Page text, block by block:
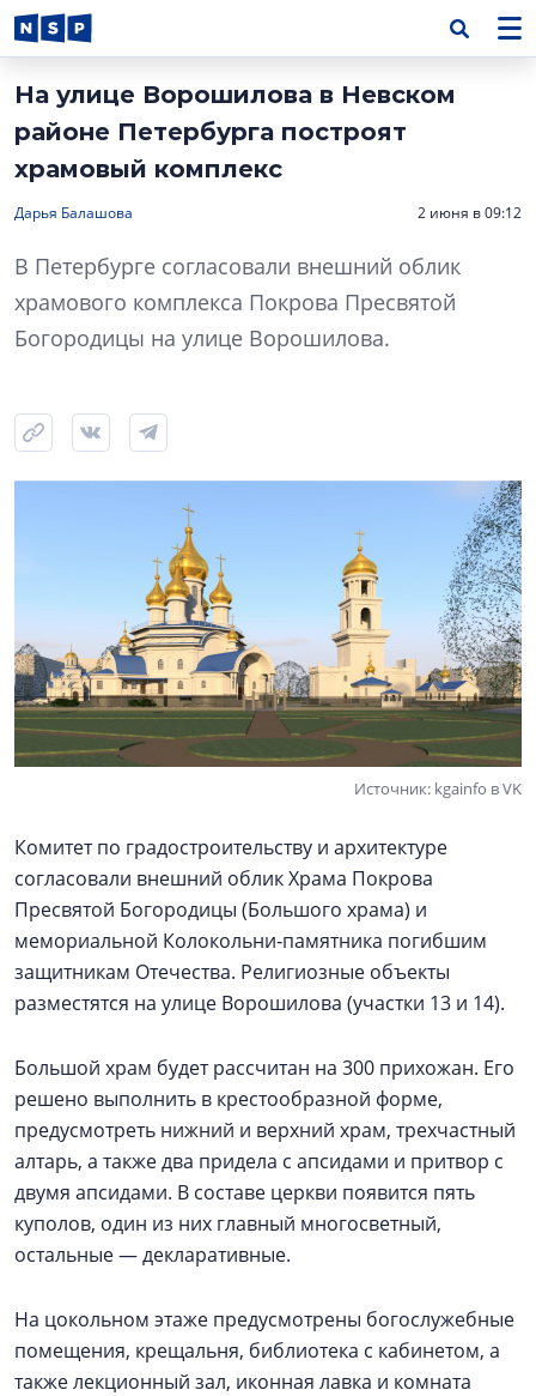
На улице Ворошилова в Невском
районе Петербурга построят
храмовый комплекс
Дарья Балашова 2 июня в 09:12
В Петербурге согласовали внешний облик
храмового комплекса Покрова Пресвятой
Богородицы на улице Ворошилова.
Источник: kgainfo в VK
Комитет по градостроительству и архитектуре
согласовали внешний облик Храма Покрова
Пресвятой Богородицы (Большого храма) и
мемориальной Колокольни‑памятника погибшим
защитникам Отечества. Религиозные объекты
разместятся на улице Ворошилова (участки 13 и 14).
Большой храм будет рассчитан на 300 прихожан. Его
решено выполнить в крестообразной форме,
предусмотреть нижний и верхний храм, трехчастный
алтарь, а также два придела с апсидами и притвор с
двумя апсидами. В составе церкви появится пять
куполов, один из них главный многосветный,
остальные — декларативные.
На цокольном этаже предусмотрены богослужебные
помещения, крещальня, библиотека с кабинетом, а
также лекционный зал, иконная лавка и комната